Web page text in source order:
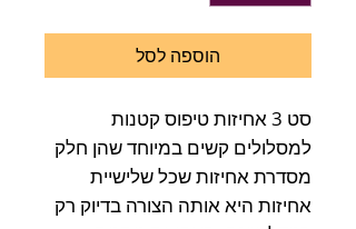
הוספה לסל
סט 3 אחיזות טיפוס קטנות
למסלולים קשים במיוחד שהן חלק
מסדרת אחיזות שכל שלישיית
אחיזות היא אותה הצורה בדיוק רק